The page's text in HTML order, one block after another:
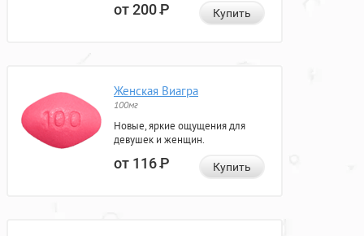
от 200Р Купить
Женская Виагра
100мг
Новые, яркие ощущения для
девушек и женщин.
от 116Р Купить